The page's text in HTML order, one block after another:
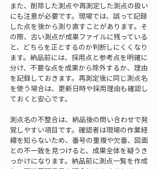
また、削除した測点や再測定した測点の扱い
にも注意が必要です。現場では、誤って記録
した点を後から測り直すことがあります。そ
の際、古い測点が成果ファイルに残っている
と、どちらを正とするのか判断しにくくなり
ます。納品前には、採用点と参考点を明確に
分け、不要な点を成果から除外するか、理由
を記録しておきます。再測定後に同じ測点名
を使う場合は、更新日時や採用理由も確認し
ておくと安心です。
測点名の不整合は、納品後の問い合わせで発
覚しやすい項目です。確認者は現場の作業経
緯を知らないため、番号の重複や欠番、図面
との不一致を見つけると、成果全体を疑うき
っかけになります。納品前に測点一覧を作成